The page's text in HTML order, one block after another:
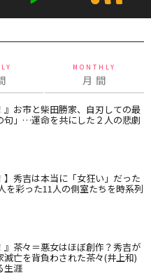
MONTHLY
月 間
』お市と柴田勝家、自刃しての最
句」…運命を共にした２人の悲劇
】秀吉は本当に「女狂い」だった
を彩った11人の側室たちを時系列
』茶々＝悪女はほぼ創作？秀吉が
滅亡を背負わされた茶々(井上和)
生涯